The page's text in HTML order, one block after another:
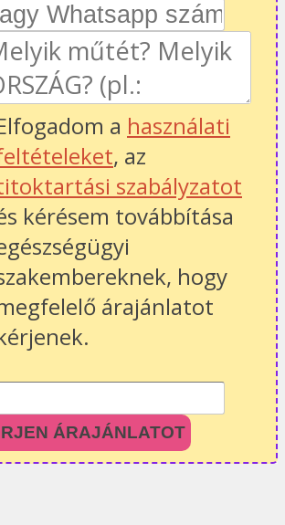
a használati
, az
szabályzatot
kérésem továbbítása
hogy
árajánlatot
ÁRAJÁNLATOT